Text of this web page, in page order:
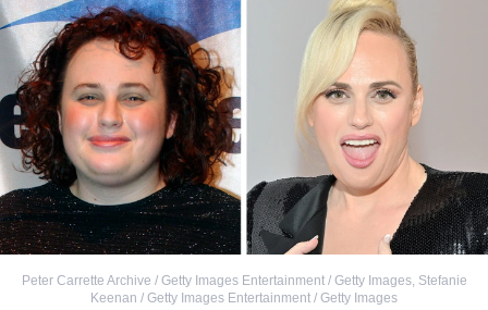
Peter Carrette Archive / Getty Images Entertainment / Getty Images, Stefanie
Keenan / Getty Images Entertainment / Getty Images